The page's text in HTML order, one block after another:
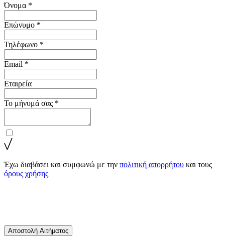
Όνομα *
Επώνυμο *
Τηλέφωνο *
Email *
Εταιρεία
Το μήνυμά σας *
Έχω διαβάσει και συμφωνώ με την πολιτική απορρήτου και τους
όρους χρήσης
Αποστολή Αιτήματος